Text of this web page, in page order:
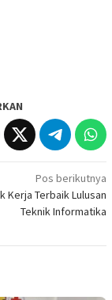
Pos berikutnya
Kerja Terbaik Lulusan
Teknik Informatika